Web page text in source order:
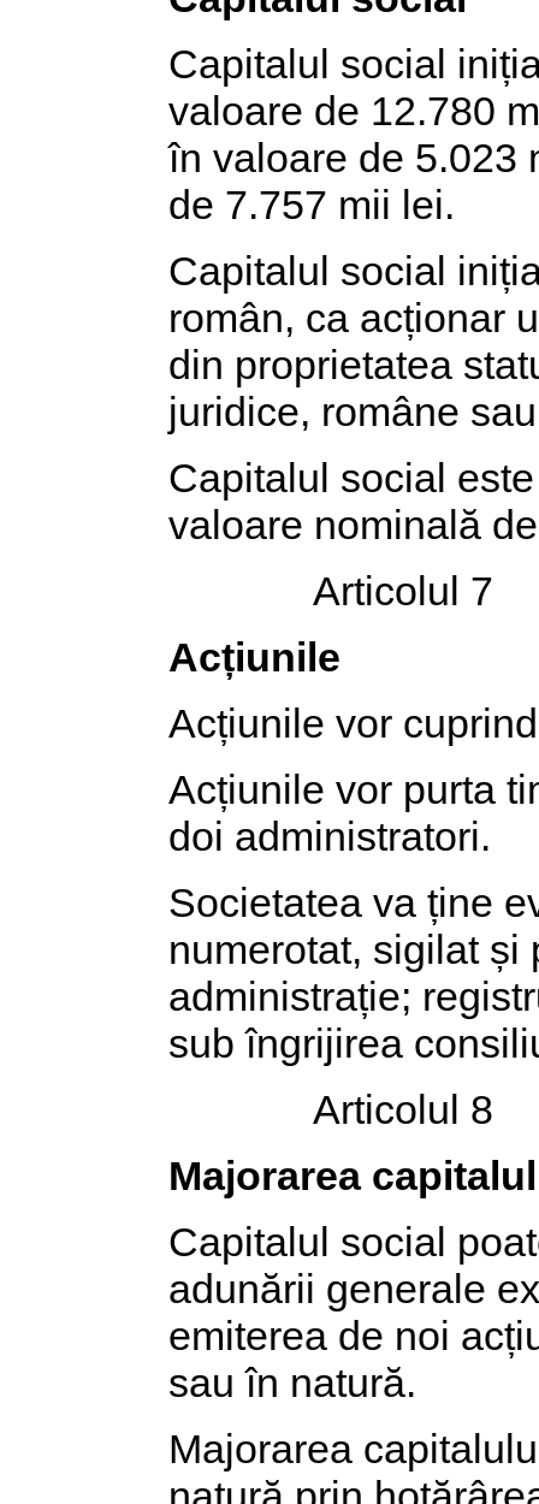
Capitalul social
valoare de 12.780
în valoare de 5.023
de 7.757 mii lei.
Capitalul social
român, ca acționar
din proprietatea
juridice, române
Capitalul social
valoare nominală
Articolul 7
Acțiunile
Acțiunile vor
Acțiunile vor purta
doi administratori.
Societatea va ține
numerotat, sigilat
administrație;
sub îngrijirea
Articolul 8
Majorarea
Capitalul social
adunării generale
emiterea de noi
sau în natură.
Majorarea